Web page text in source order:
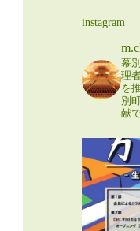
instagram
幕
理
を
別
献